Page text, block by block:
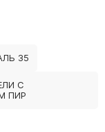
35
С
ПИР